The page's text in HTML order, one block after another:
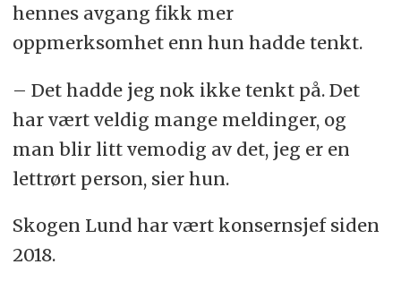
hennes avgang fikk mer
oppmerksomhet enn hun hadde tenkt.
– Det hadde jeg nok ikke tenkt på. Det
har vært veldig mange meldinger, og
man blir litt vemodig av det, jeg er en
lettrørt person, sier hun.
Skogen Lund har vært konsernsjef siden
2018.